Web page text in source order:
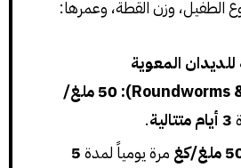
الطفيل، وزن القطة، وعمرها:
للديدان المعوية
50 ملغ/
3 أيام متتالية
.
كغ مرة يومياً لمدة5